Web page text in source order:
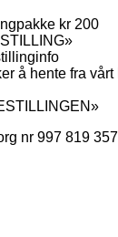
kr 200
å hente fra
nr 997 819